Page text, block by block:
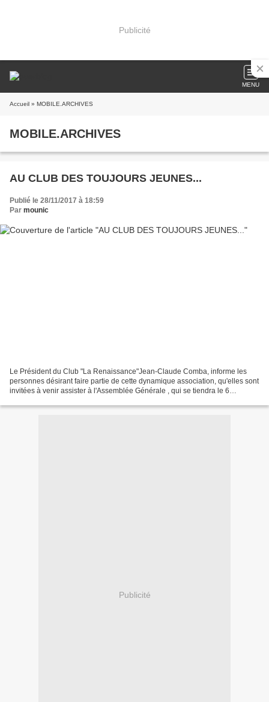
Publicité
MENU
Accueil » MOBILE.ARCHIVES
MOBILE.ARCHIVES
AU CLUB DES TOUJOURS JEUNES...
Publié le 28/11/2017 à 18:59
Par mounic
Le Président du Club "La Renaissance"Jean-Claude Comba, informe les
personnes désirant faire partie de cette dynamique association, qu'elles sont
invitées à venir assister à l'Assemblée Générale , qui se tiendra le 6
Publicité